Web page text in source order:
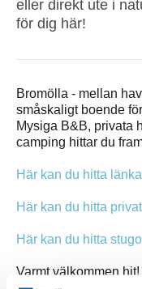
eller direkt ute i
för dig här!
Bromölla - mellan
småskaligt boende
Mysiga B&B, privata
camping hittar du
Här kan du hitta
Här kan du hitta
Här kan du hitta
Varmt välkommen hit!